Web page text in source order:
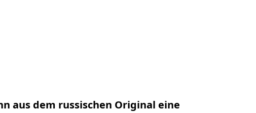
aus dem russischen Original eine